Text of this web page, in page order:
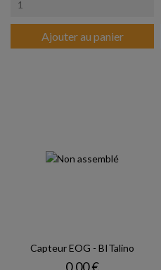
Ajouter au panier
Capteur EOG - BITalino
Prix
0,00 €